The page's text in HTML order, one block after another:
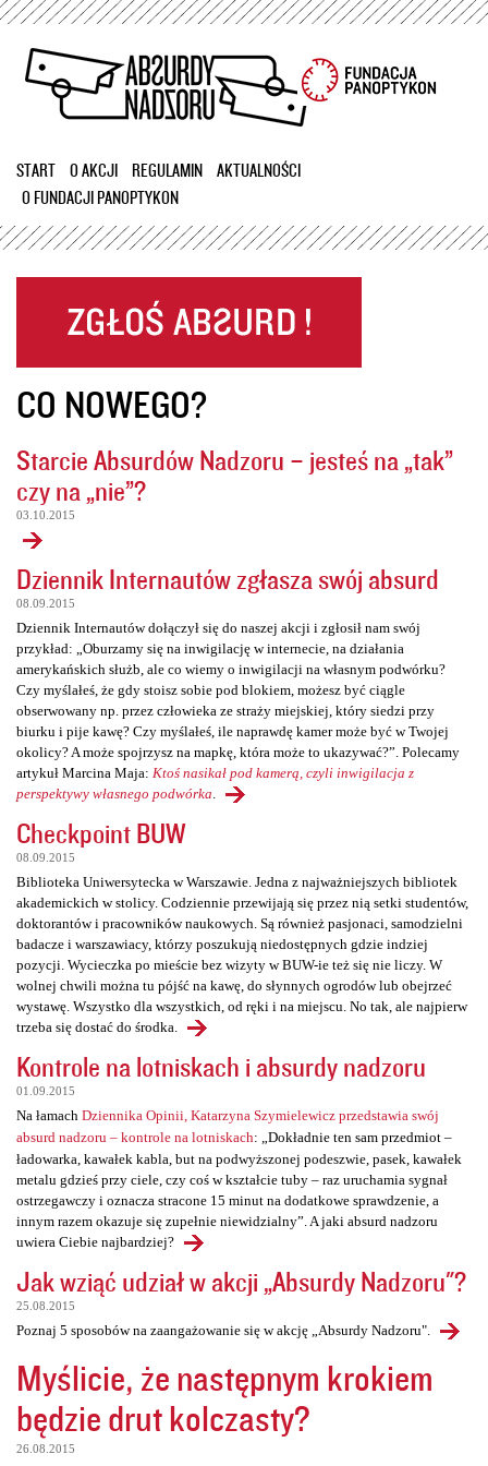
Przejdź
treści
START O AKCJI REGULAMIN
AKTUALNOŚCI
O FUNDACJI PANOPTYKON
CO NOWEGO?
Starcie Absurdów Nadzoru – jesteś na „tak”
czy na „nie”?
03.10.2015
Dziennik Internautów zgłasza swój absurd
08.09.2015
Dziennik Internautów dołączył się do naszej akcji i zgłosił nam swój
przykład: „Oburzamy się na inwigilację w internecie, na działania
amerykańskich służb, ale co wiemy o inwigilacji na własnym podwórku?
Czy myślałeś, że gdy stoisz sobie pod blokiem, możesz być ciągle
obserwowany np. przez człowieka ze straży miejskiej, który siedzi przy
biurku i pije kawę? Czy myślałeś, ile naprawdę kamer może być w Twojej
okolicy? A może spojrzysz na mapkę, która może to ukazywać?”. Polecamy
artykuł Marcina Maja: Ktoś nasikał pod kamerą, czyli inwigilacja z
perspektywy własnego podwórka
Checkpoint BUW
08.09.2015
Biblioteka Uniwersytecka w Warszawie. Jedna z najważniejszych bibliotek
akademickich w stolicy. Codziennie przewijają się przez nią setki studentów,
doktorantów i pracowników naukowych. Są również pasjonaci, samodzielni
badacze i warszawiacy, którzy poszukują niedostępnych gdzie indziej
pozycji. Wycieczka po mieście bez wizyty w BUW-ie też się nie liczy. W
wolnej chwili można tu pójść na kawę, do słynnych ogrodów lub obejrzeć
wystawę. Wszystko dla wszystkich, od ręki i na miejscu. No tak, ale najpierw
trzeba się dostać do środka.
Kontrole na lotniskach i absurdy nadzoru
01.09.2015
Na łamach Dziennika Opinii, Katarzyna Szymielewicz przedstawia swój
absurd nadzoru – kontrole na lotniskach: „Dokładnie ten sam przedmiot –
ładowarka, kawałek kabla, but na podwyższonej podeszwie, pasek, kawałek
metalu gdzieś przy ciele, czy coś w kształcie tuby – raz uruchamia sygnał
ostrzegawczy i oznacza stracone 15 minut na dodatkowe sprawdzenie, a
innym razem okazuje się zupełnie niewidzialny”. A jaki absurd nadzoru
uwiera Ciebie najbardziej?
Jak wziąć udział w akcji „Absurdy Nadzoru"?
25.08.2015
Poznaj 5 sposobów na zaangażowanie się w akcję „Absurdy Nadzoru".
Myślicie, że następnym krokiem
będzie drut kolczasty?
26.08.2015